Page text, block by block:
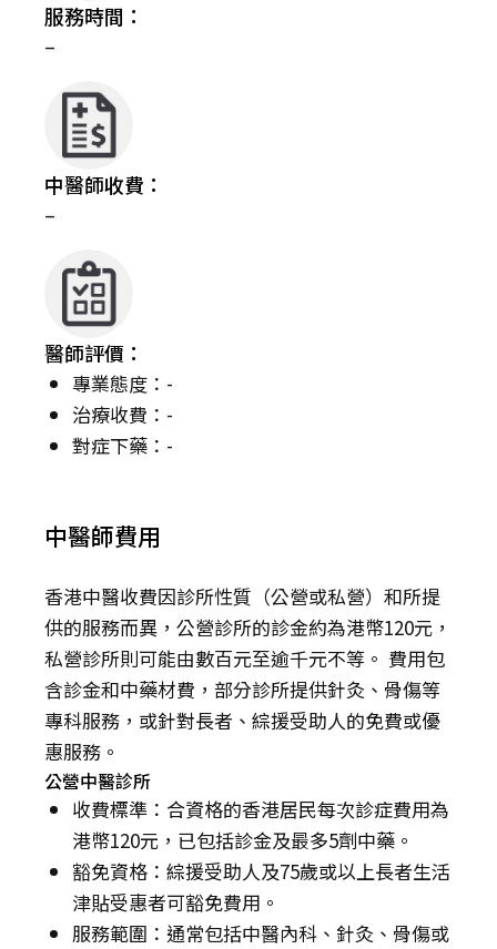
服務時間：
–
中醫師收費：
–
醫師評價：
專業態度：-
治療收費：-
對症下藥：-
中醫師費用
香港中醫收費因診所性質（公營或私營）和所提
供的服務而異，公營診所的診金約為港幣120元，
私營診所則可能由數百元至逾千元不等。 費用包
含診金和中藥材費，部分診所提供針灸、骨傷等
專科服務，或針對長者、綜援受助人的免費或優
惠服務。
公營中醫診所
收費標準：合資格的香港居民每次診症費用為
港幣120元，已包括診金及最多5劑中藥。
豁免資格：綜援受助人及75歲或以上長者生活
津貼受惠者可豁免費用。
服務範圍：通常包括中醫內科、針灸、骨傷或